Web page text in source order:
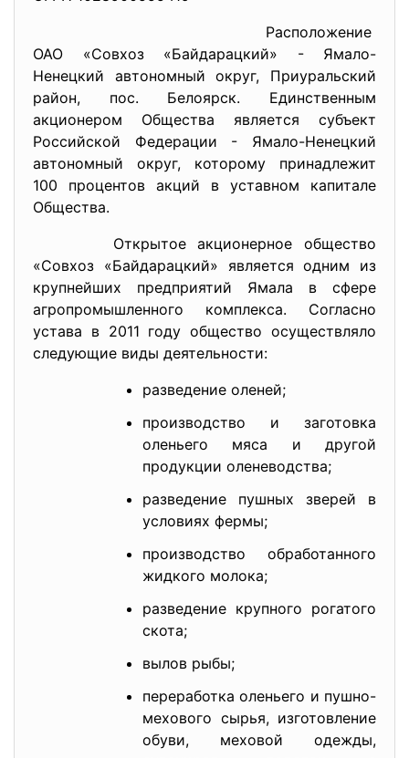
Расположение
ОАО «Совхоз «Байдарацкий» - Ямало-
Ненецкий автономный округ, Приуральский
район, пос. Белоярск. Единственным
акционером Общества является субъект
Российской Федерации - Ямало-Ненецкий
автономный округ, которому принадлежит
100 процентов акций в уставном капитале
Общества.
Открытое акционерное общество
«Совхоз «Байдарацкий» является одним из
крупнейших предприятий Ямала в сфере
агропромышленного комплекса. Согласно
устава в 2011 году общество осуществляло
следующие виды деятельности:
разведение оленей;
производство и заготовка
оленьего мяса и другой
продукции оленеводства;
разведение пушных зверей в
условиях фермы;
производство обработанного
жидкого молока;
разведение крупного рогатого
скота;
вылов рыбы;
переработка оленьего и пушно-
мехового сырья, изготовление
обуви, меховой одежды,